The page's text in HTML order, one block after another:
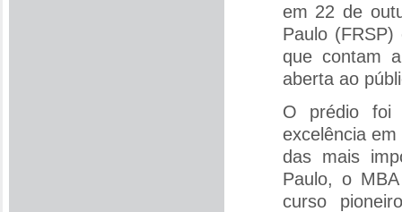
em 22 de
Paulo
que contam
aberta ao
O prédio foi
excelência
das mais
Paulo, o
curso